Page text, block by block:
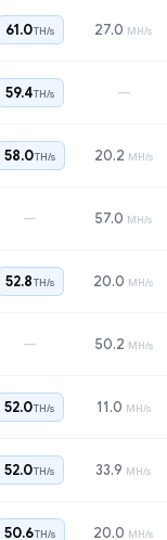
61.0TH/s 27.0 MH/s
59.4TH/s —
58.0TH/s 20.2 MH/s
— 57.0 MH/s
52.8TH/s 20.0 MH/s
— 50.2 MH/s
52.0TH/s 11.0 MH/s
52.0TH/s 33.9 MH/s
50.6TH/s 20.0 MH/s